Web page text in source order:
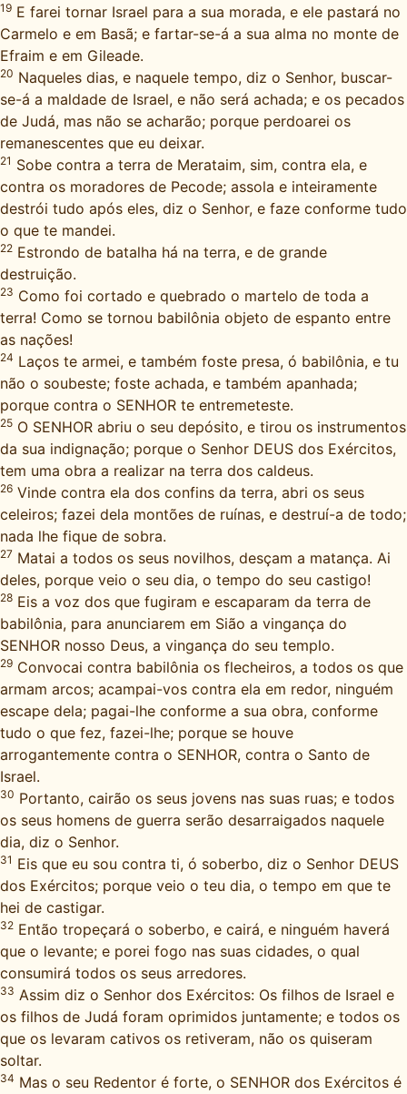
19 E farei tornar Israel para a sua morada, e ele pastará no
Carmelo e em Basã; e fartar-se-á a sua alma no monte de
Efraim e em Gileade.
20 Naqueles dias, e naquele tempo, diz o Senhor, buscar-
se-á a maldade de Israel, e não será achada; e os pecados
de Judá, mas não se acharão; porque perdoarei os
remanescentes que eu deixar.
21 Sobe contra a terra de Merataim, sim, contra ela, e
contra os moradores de Pecode; assola e inteiramente
destrói tudo após eles, diz o Senhor, e faze conforme tudo
o que te mandei.
22 Estrondo de batalha há na terra, e de grande
destruição.
23 Como foi cortado e quebrado o martelo de toda a
terra! Como se tornou babilônia objeto de espanto entre
as nações!
24 Laços te armei, e também foste presa, ó babilônia, e tu
não o soubeste; foste achada, e também apanhada;
porque contra o SENHOR te entremeteste.
25 O SENHOR abriu o seu depósito, e tirou os instrumentos
da sua indignação; porque o Senhor DEUS dos Exércitos,
tem uma obra a realizar na terra dos caldeus.
26 Vinde contra ela dos confins da terra, abri os seus
celeiros; fazei dela montões de ruínas, e destruí-a de todo;
nada lhe fique de sobra.
27 Matai a todos os seus novilhos, desçam a matança. Ai
deles, porque veio o seu dia, o tempo do seu castigo!
28 Eis a voz dos que fugiram e escaparam da terra de
babilônia, para anunciarem em Sião a vingança do
SENHOR nosso Deus, a vingança do seu templo.
29 Convocai contra babilônia os flecheiros, a todos os que
armam arcos; acampai-vos contra ela em redor, ninguém
escape dela; pagai-lhe conforme a sua obra, conforme
tudo o que fez, fazei-lhe; porque se houve
arrogantemente contra o SENHOR, contra o Santo de
Israel.
30 Portanto, cairão os seus jovens nas suas ruas; e todos
os seus homens de guerra serão desarraigados naquele
dia, diz o Senhor.
31 Eis que eu sou contra ti, ó soberbo, diz o Senhor DEUS
dos Exércitos; porque veio o teu dia, o tempo em que te
hei de castigar.
32 Então tropeçará o soberbo, e cairá, e ninguém haverá
que o levante; e porei fogo nas suas cidades, o qual
consumirá todos os seus arredores.
33 Assim diz o Senhor dos Exércitos: Os filhos de Israel e
os filhos de Judá foram oprimidos juntamente; e todos os
que os levaram cativos os retiveram, não os quiseram
soltar.
34 Mas o seu Redentor é forte, o SENHOR dos Exércitos é